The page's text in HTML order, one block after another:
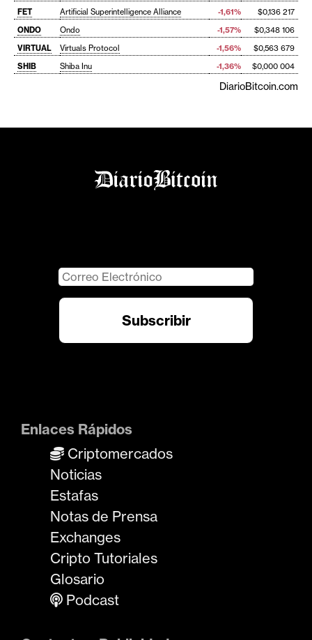
FET Artificial Superintelligence Alliance -1,61%
$0,136 217
ONDO
Ondo -1,57%
$0,348 106
VIRTUAL
Virtuals Protocol -1,56%
$0,563 679
SHIB
Shiba Inu -1,36% $0,000 004
DiarioBitcoin.com
Enlaces Rápidos
Criptomercados
Noticias
Estafas
Notas de Prensa
Exchanges
Cripto Tutoriales
Glosario
Podcast